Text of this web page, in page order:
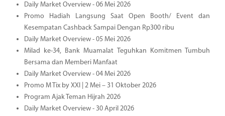
Daily Market Overview - 06 Mei 2026
Promo Hadiah Langsung Saat Open Booth/ Event dan
Kesempatan Cashback Sampai Dengan Rp300 ribu
Daily Market Overview - 05 Mei 2026
Milad ke-34, Bank Muamalat Teguhkan Komitmen Tumbuh
Bersama dan Memberi Manfaat
Daily Market Overview - 04 Mei 2026
Promo M Tix by XXI | 2 Mei – 31 Oktober 2026
Program Ajak Teman Hijrah 2026
Daily Market Overview - 30 April 2026